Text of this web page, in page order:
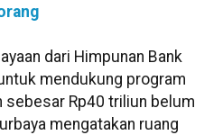
dari Himpunan Bank
mendukung program
sebesar Rp40 triliun belum
mengatakan ruang